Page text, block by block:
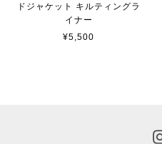
ドジャケット キルティングラ
イナー
¥5,500